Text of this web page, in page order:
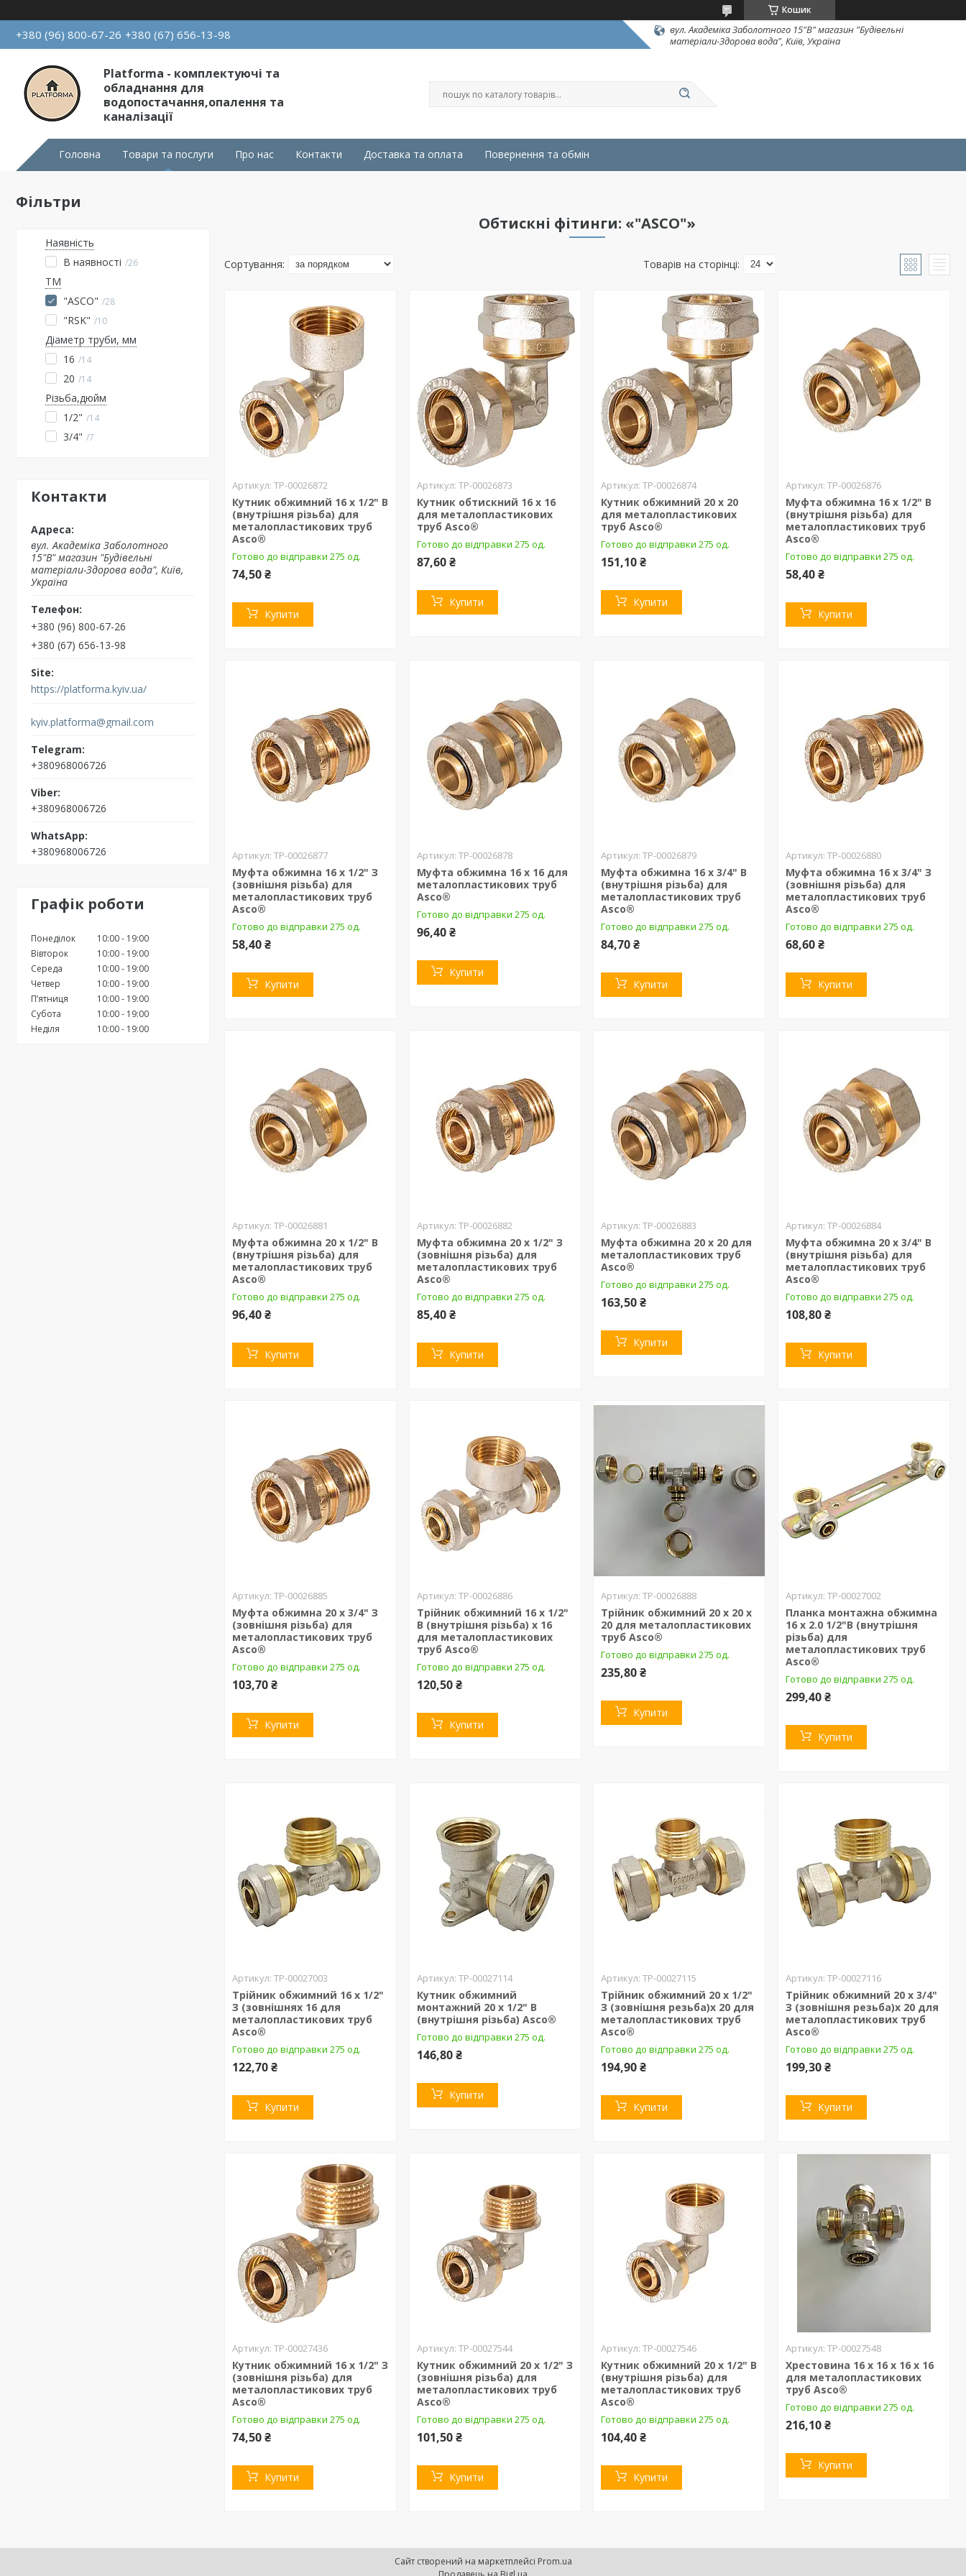
Кошик
+380 (96) 800-67-26 +380 (67) 656-13-98
вул. Академіка Заболотного 15"В" магазин "Будівельні
матеріали-Здорова вода", Київ, Україна
Platforma - комплектуючі та
обладнання для
водопостачання,опалення та
каналізації
Головна Товари та послуги Про нас Контакти Доставка та оплата Повернення та обмін
Фільтри
Наявність
В наявності 26
ТМ
"ASCO" 28
"RSK" 10
Діаметр труби, мм
16
14
20 14
Різьба,дюйм
1/2"
14
3/4" 7
Контакти
вул. Академіка Заболотного
15"В" магазин "Будівельні
матеріали-Здорова вода", Київ,
Україна
+380 (96) 800-67-26
+380 (67) 656-13-98
https://platforma.kyiv.ua/
kyiv.platforma@gmail.com
+380968006726
+380968006726
+380968006726
Графік роботи
Понеділок 10:00
19:00
Вівторок
10:00
19:00
Середа
10:00
19:00
Четвер
10:00
19:00
Пʼятниця
10:00
19:00
Субота
10:00
19:00
Неділя
10:00 19:00
Обтискні фітинги: «"ASCO"»
ТР-00026872
Кутник обжимний 16 х 1/2" В
(внутрішня різьба) для
металопластикових труб
Asco®
Готово до відправки 275 од.
74,50 ₴
Купити
ТР-00026873
Кутник обтискний 16 х 16
для металопластикових
труб Asco®
Готово до відправки 275 од.
87,60 ₴
Купити
ТР-00026874
Кутник обжимний 20 х 20
для металопластикових
труб Asco®
Готово до відправки 275 од.
151,10 ₴
Купити
ТР-00026876
Муфта обжимна 16 х 1/2" В
(внутрішня різьба) для
металопластикових труб
Asco®
Готово до відправки 275 од.
58,40 ₴
Купити
ТР-00026877
Муфта обжимна 16 х 1/2" З
(зовнішня різьба) для
металопластикових труб
Asco®
Готово до відправки 275 од.
58,40 ₴
Купити
ТР-00026878
Муфта обжимна 16 х 16 для
металопластикових труб
Asco®
Готово до відправки 275 од.
96,40 ₴
Купити
ТР-00026879
Муфта обжимна 16 х 3/4" В
(внутрішня різьба) для
металопластикових труб
Asco®
Готово до відправки 275 од.
84,70 ₴
Купити
ТР-00026880
Муфта обжимна 16 х 3/4" З
(зовнішня різьба) для
металопластикових труб
Asco®
Готово до відправки 275 од.
68,60 ₴
Купити
ТР-00026881
Муфта обжимна 20 х 1/2" В
(внутрішня різьба) для
металопластикових труб
Asco®
Готово до відправки 275 од.
96,40 ₴
Купити
ТР-00026882
Муфта обжимна 20 х 1/2" З
(зовнішня різьба) для
металопластикових труб
Asco®
Готово до відправки 275 од.
85,40 ₴
Купити
ТР-00026883
Муфта обжимна 20 х 20 для
металопластикових труб
Asco®
Готово до відправки 275 од.
163,50 ₴
Купити
ТР-00026884
Муфта обжимна 20 х 3/4" В
(внутрішня різьба) для
металопластикових труб
Asco®
Готово до відправки 275 од.
108,80 ₴
Купити
ТР-00026885
Муфта обжимна 20 х 3/4" З
(зовнішня різьба) для
металопластикових труб
Asco®
Готово до відправки 275 од.
103,70 ₴
Купити
ТР-00026886
Трійник обжимний 16 х 1/2"
В (внутрішня різьба) х 16
для металопластикових
труб Asco®
Готово до відправки 275 од.
120,50 ₴
Купити
ТР-00026888
Трійник обжимний 20 х 20 х
20 для металопластикових
труб Asco®
Готово до відправки 275 од.
235,80 ₴
Купити
ТР-00027002
Планка монтажна обжимна
16 х 2.0 1/2"В (внутрішня
різьба) для
металопластикових труб
Asco®
Готово до відправки 275 од.
299,40 ₴
Купити
ТР-00027003
Трійник обжимний 16 х 1/2"
З (зовнішнях 16 для
металопластикових труб
Asco®
Готово до відправки 275 од.
122,70 ₴
Купити
ТР-00027114
Кутник обжимний
монтажний 20 х 1/2" В
(внутрішня різьба) Asco®
Готово до відправки 275 од.
146,80 ₴
Купити
ТР-00027115
Трійник обжимний 20 х 1/2"
З (зовнішня резьба)х 20 для
металопластикових труб
Asco®
Готово до відправки 275 од.
194,90 ₴
Купити
ТР-00027116
Трійник обжимний 20 х 3/4"
З (зовнішня резьба)х 20 для
металопластикових труб
Asco®
Готово до відправки 275 од.
199,30 ₴
Купити
ТР-00027436
Кутник обжимний 16 х 1/2" З
(зовнішня різьба) для
металопластикових труб
Asco®
Готово до відправки 275 од.
74,50 ₴
Купити
ТР-00027544
Кутник обжимний 20 х 1/2" З
(зовнішня різьба) для
металопластикових труб
Asco®
Готово до відправки 275 од.
101,50 ₴
Купити
ТР-00027546
Кутник обжимний 20 х 1/2" В
(внутрішня різьба) для
металопластикових труб
Asco®
Готово до відправки 275 од.
104,40 ₴
Купити
ТР-00027548
Хрестовина 16 х 16 х 16 х 16
для металопластикових
труб Asco®
Готово до відправки 275 од.
216,10 ₴
Купити
Сайт створений на маркетплейсі Prom.ua